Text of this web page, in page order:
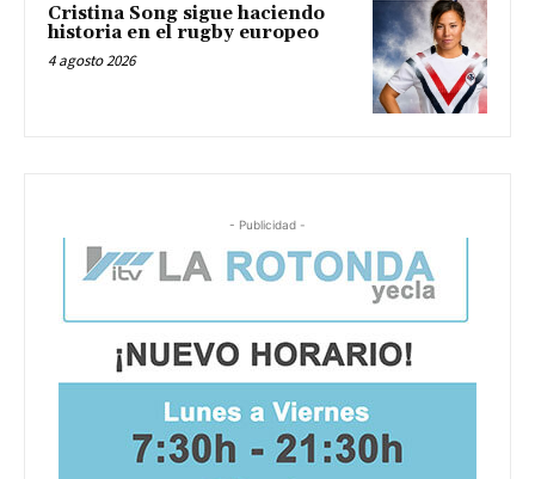
Cristina Song sigue haciendo
historia en el rugby europeo
4 agosto 2026
- Publicidad -